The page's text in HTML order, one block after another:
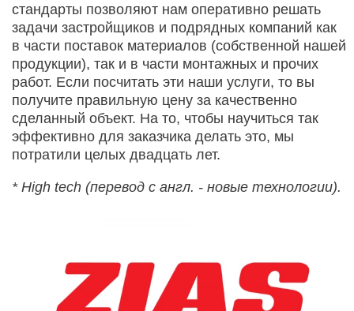
стандарты позволяют нам оперативно решать
задачи застройщиков и подрядных компаний как
в части поставок материалов (собственной нашей
продукции), так и в части монтажных и прочих
работ. Если посчитать эти наши услуги, то вы
получите правильную цену за качественно
сделанный объект. На то, чтобы научиться так
эффективно для заказчика делать это, мы
потратили целых двадцать лет.
* High tech (перевод с англ. - новые технологии).